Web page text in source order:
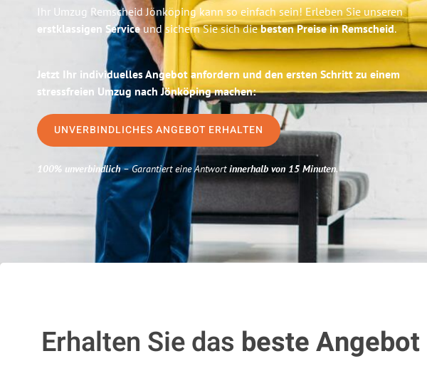
Ihr Umzug Remscheid Jönköping kann so einfach sein! Erleben Sie unseren
erstklassigen Serviceund sichern Sie sich diebesten Preise in Remscheid.
Jetzt Ihr individuelles Angebot anfordern und den ersten Schritt zu einem
stressfreien Umzug nach Jönköping machen:
UNVERBINDLICHES ANGEBOT ERHALTEN
100% unverbindlich– Garantiert eine Antwortinnerhalb von 15 Minuten.
Erhalten Sie das beste Angebot